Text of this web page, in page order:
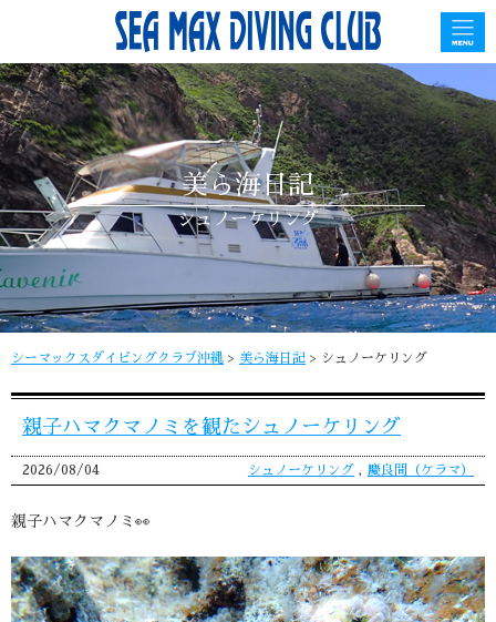
美ら海日記
シュノーケリング
シーマックスダイビングクラブ沖縄 > 美ら海日記 > シュノーケリング
親子ハマクマノミを観たシュノーケリング
2026/08/04 シュノーケリング , 慶良間（ケラマ）
親子ハマクマノミ👀